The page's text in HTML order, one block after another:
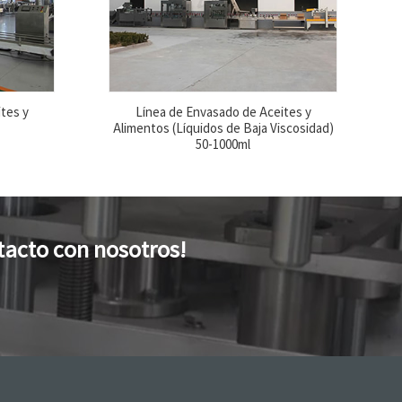
y
Línea de Envasado de Aceites y
Alimentos (Líquidos de Baja Viscosidad)
50-1000ml
con nosotros!